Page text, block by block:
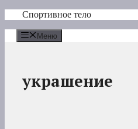
Перейти
содержимому
Спортивное тело
Меню
украшение